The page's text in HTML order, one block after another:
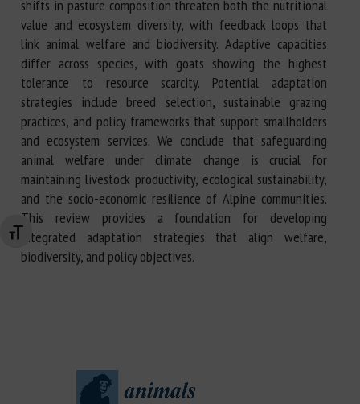
Changer la taille de la police
shifts in pasture composition threaten both the nutritional
value and ecosystem diversity, with feedback loops that
link animal welfare and biodiversity. Adaptive capacities
differ across species, with goats showing the highest
tolerance to resource scarcity. Potential adaptation
strategies include breed selection, sustainable grazing
practices, and policy frameworks that support smallholders
and ecosystem services. We conclude that safeguarding
animal welfare under climate change is crucial for
maintaining livestock productivity, ecological sustainability,
and the socio-economic resilience of Alpine communities.
This review provides a foundation for developing
integrated adaptation strategies that align welfare,
biodiversity, and policy objectives.